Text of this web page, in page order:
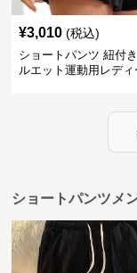
¥3,010 (税込)
ショートパンツ 紐付
ルエット運動用レディ
ショートパンツメ